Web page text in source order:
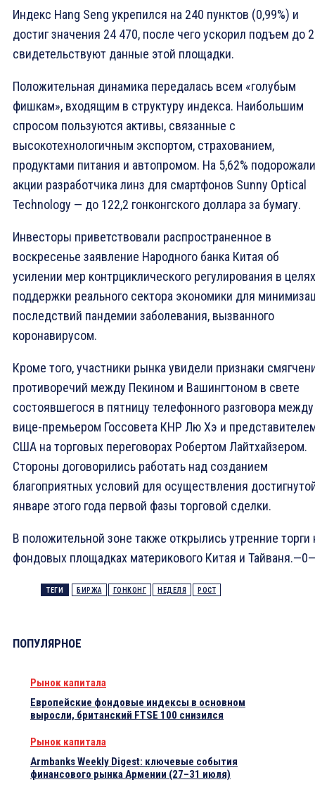
Индекс Hang Seng укрепился на 240 пунктов (0,99%) и
достиг значения 24 470, после чего ускорил подъем до
свидетельствуют данные этой площадки.
Положительная динамика передалась всем «голубым
фишкам», входящим в структуру индекса. Наибольшим
спросом пользуются активы, связанные с
высокотехнологичным экспортом, страхованием,
продуктами питания и автопромом. На 5,62% подорожали
акции разработчика линз для смартфонов Sunny Optical
Technology — до 122,2 гонконгского доллара за бумагу.
Инвесторы приветствовали распространенное в
воскресенье заявление Народного банка Китая об
усилении мер контрциклического регулирования в целях
поддержки реального сектора экономики для
последствий пандемии заболевания, вызванного
коронавирусом.
Кроме того, участники рынка увидели признаки
противоречий между Пекином и Вашингтоном в свете
состоявшегося в пятницу телефонного разговора между
вице-премьером Госсовета КНР Лю Хэ и
США на торговых переговорах Робертом Лайтхайзером.
Стороны договорились работать над созданием
благоприятных условий для осуществления
январе этого года первой фазы торговой сделки.
В положительной зоне также открылись утренние торги
фондовых площадках материкового Китая и
ТЕГИ БИРЖА ГОНКОНГ НЕДЕЛЯ РОСТ
ПОПУЛЯРНОЕ
Рынок капитала
Европейские фондовые индексы в основном
выросли, британский FTSE 100 снизился
Рынок капитала
Armbanks Weekly Digest: ключевые события
финансового рынка Армении (27–31 июля)